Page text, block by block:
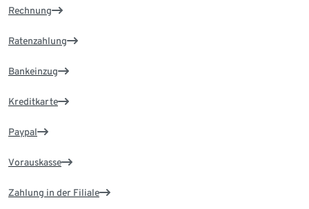
Rechnung
Ratenzahlung
Bankeinzug
Kreditkarte
Paypal
Vorauskasse
Zahlung in der Filiale